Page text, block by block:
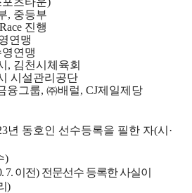
, 중등부
진행
연맹
연맹
, 김천시체육회
시설관리공단
융그룹, ㈜배럴, CJ제일제당
년 동호인 선수등록을 필한 자(시 ·
)
7. 이전) 전문선수 등록한 사실이
)